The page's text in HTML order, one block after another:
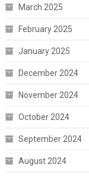
March 2025
February 2025
January 2025
December 2024
November 2024
October 2024
September 2024
August 2024